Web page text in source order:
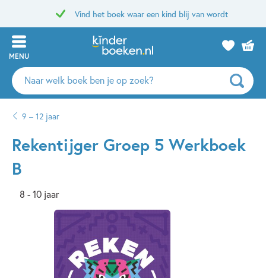
Vind het boek waar een kind blij van wordt
MENU
Zoeken
naar
auteurs
uitgevers
9 – 12 jaar
Rekentijger Groep 5 Werkboek
B
8 - 10 jaar